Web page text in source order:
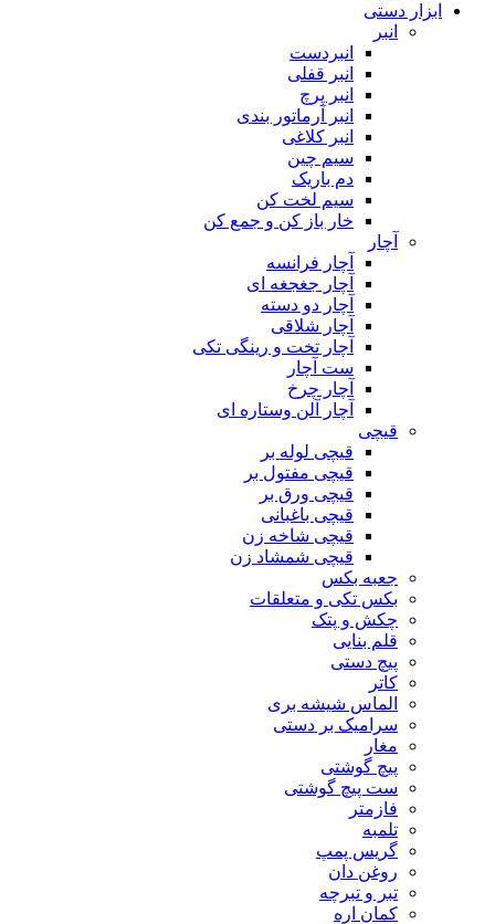
ابزار دستی
انبر
انبردست
انبر قفلی
انبر پرچ
انبر آرماتور بندی
انبر کلاغی
سیم چین
دم باریک
سیم لخت کن
خار باز کن و جمع کن
آچار
آچار فرانسه
آچار جغجغه ای
آچار دو دسته
آچار شلاقی
آچار تخت و رینگی تکی
ست آچار
آچار چرخ
آچار آلن وستاره ای
قیچی
قیچی لوله بر
قیچی مفتول بر
قیچی ورق بر
قیچی باغبانی
قیچی شاخه زن
قیچی شمشاد زن
جعبه بکس
بکس تکی و متعلقات
چکش و پتک
قلم بنایی
پیچ دستی
کاتر
الماس شیشه بری
سرامیک بر دستی
مغار
پیچ گوشتی
ست پیچ گوشتی
فازمتر
تلمبه
گریس پمپ
روغن دان
تبر و تبرچه
کمان اره